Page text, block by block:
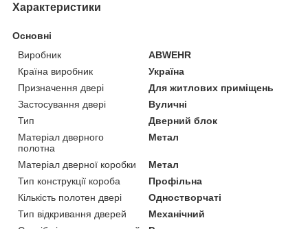
Характеристики
Основні
Виробник
ABWEHR
Країна виробник
Україна
Призначення двері
Для житлових приміщень
Застосування двері
Вуличні
Тип
Дверний блок
Матеріал дверного
полотна
Метал
Матеріал дверної коробки
Метал
Тип конструкції короба
Профільна
Кількість полотен двері
Одностворчаті
Тип відкривання дверей
Механічний